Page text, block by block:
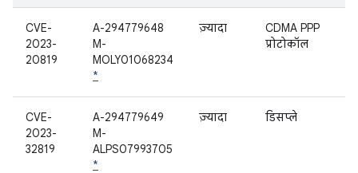
CVE-
2023-
20819
A-294779648
M-
MOLY01068234
*
ज़्यादा
CDMA PPP
प्रोटोकॉल
CVE-
2023-
32819
A-294779649
M-
ALPS07993705
*
ज़्यादा डिसप्ले